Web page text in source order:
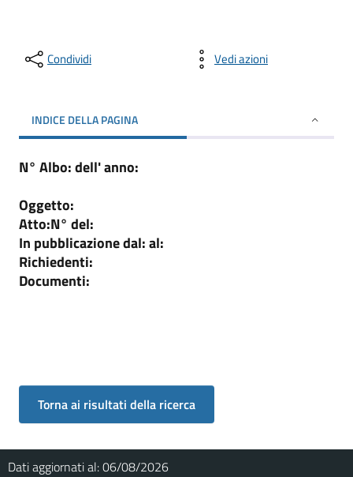
Condividi Vedi azioni
INDICE DELLA PAGINA
N° Albo:dell' anno:
Oggetto:
Atto:N° del:
In pubblicazione dal:al:
Richiedenti:
Documenti:
Dati aggiornati al:06/08/2026